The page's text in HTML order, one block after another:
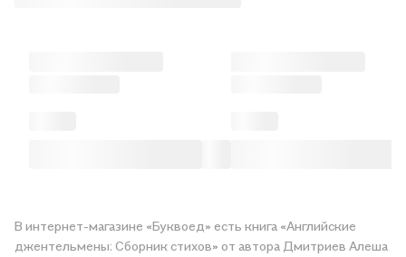
В интернет-магазине «Буквоед» есть книга «Английские
джентельмены: Сборник стихов» от автора Дмитриев Алеша